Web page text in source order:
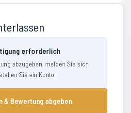
erforderlich
abzugeben, melden Sie sich
Sie ein Konto.
& Bewertung abgeben